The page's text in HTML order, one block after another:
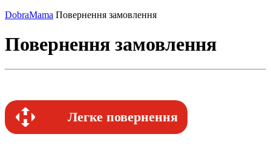
DobraMama Повернення замовлення
Повернення замовлення
Легке повернення